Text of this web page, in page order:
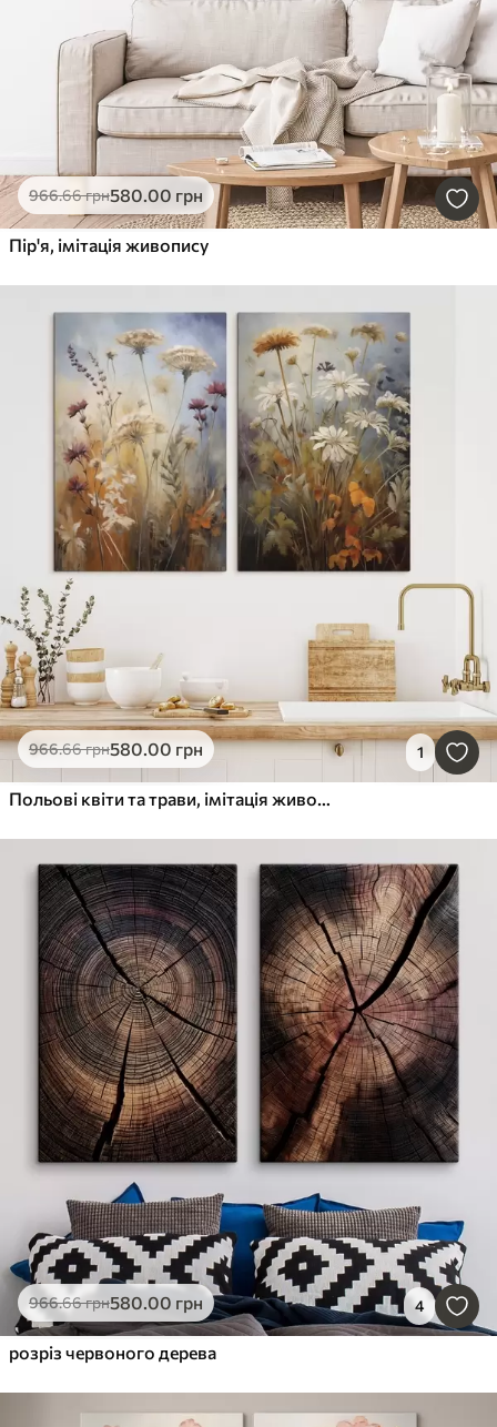
966.66грн580.00 грн
Пір'я, імітація живопису
966.66грн580.00 грн 1
Польові квіти та трави, імітація живопису
966.66грн580.00 грн 4
розріз червоного дерева